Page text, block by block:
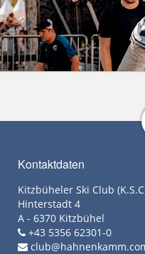
Kontaktdaten
Kitzbüheler Ski Club
Hinterstadt 4
A - 6370 Kitzbühel
+43 5356 62301-0